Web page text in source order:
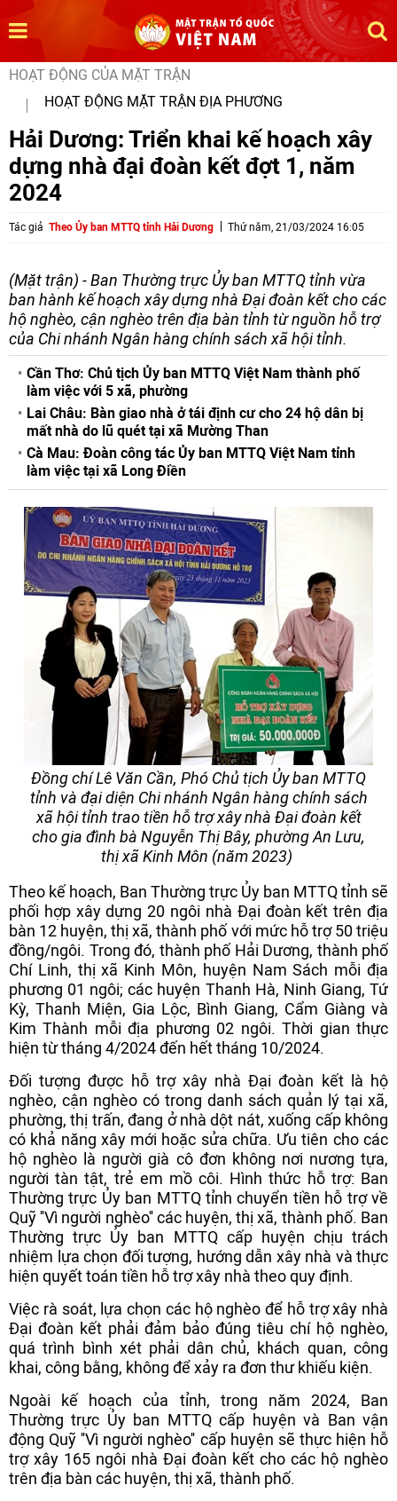
HOẠT ĐỘNG CỦA MẶT TRẬN
HOẠT ĐỘNG MẶT TRẬN ĐỊA PHƯƠNG
Hải Dương: Triển khai kế hoạch xây
dựng nhà đại đoàn kết đợt 1, năm
2024
Tác giả Theo Ủy ban MTTQ tỉnh Hải Dương Thứ năm, 21/03/2024 16:05
(Mặt trận) - Ban Thường trực Ủy ban MTTQ tỉnh vừa
ban hành kế hoạch xây dựng nhà Đại đoàn kết cho các
hộ nghèo, cận nghèo trên địa bàn tỉnh từ nguồn hỗ trợ
của Chi nhánh Ngân hàng chính sách xã hội tỉnh.
Cần Thơ: Chủ tịch Ủy ban MTTQ Việt Nam thành phố
làm việc với 5 xã, phường
Lai Châu: Bàn giao nhà ở tái định cư cho 24 hộ dân bị
mất nhà do lũ quét tại xã Mường Than
Cà Mau: Đoàn công tác Ủy ban MTTQ Việt Nam tỉnh
làm việc tại xã Long Điền
Đồng chí Lê Văn Cần, Phó Chủ tịch Ủy ban MTTQ
tỉnh và đại diện Chi nhánh Ngân hàng chính sách
xã hội tỉnh trao tiền hỗ trợ xây nhà Đại đoàn kết
cho gia đình bà Nguyễn Thị Bây, phường An Lưu,
thị xã Kinh Môn (năm 2023)
Theo kế hoạch, Ban Thường trực Ủy ban MTTQ tỉnh sẽ
phối hợp xây dựng 20 ngôi nhà Đại đoàn kết trên địa
bàn 12 huyện, thị xã, thành phố với mức hỗ trợ 50 triệu
đồng/ngôi. Trong đó, thành phố Hải Dương, thành phố
Chí Linh, thị xã Kinh Môn, huyện Nam Sách mỗi địa
phương 01 ngôi; các huyện Thanh Hà, Ninh Giang, Tứ
Kỳ, Thanh Miện, Gia Lộc, Bình Giang, Cẩm Giàng và
Kim Thành mỗi địa phương 02 ngôi. Thời gian thực
hiện từ tháng 4/2024 đến hết tháng 10/2024.
Đối tượng được hỗ trợ xây nhà Đại đoàn kết là hộ
nghèo, cận nghèo có trong danh sách quản lý tại xã,
phường, thị trấn, đang ở nhà dột nát, xuống cấp không
có khả năng xây mới hoặc sửa chữa. Ưu tiên cho các
hộ nghèo là người già cô đơn không nơi nương tựa,
người tàn tật, trẻ em mồ côi. Hình thức hỗ trợ: Ban
Thường trực Ủy ban MTTQ tỉnh chuyển tiền hỗ trợ về
Quỹ ''Vì người nghèo'' các huyện, thị xã, thành phố. Ban
Thường trực Ủy ban MTTQ cấp huyện chịu trách
nhiệm lựa chọn đối tượng, hướng dẫn xây nhà và thực
hiện quyết toán tiền hỗ trợ xây nhà theo quy định.
Việc rà soát, lựa chọn các hộ nghèo để hỗ trợ xây nhà
Đại đoàn kết phải đảm bảo đúng tiêu chí hộ nghèo,
quá trình bình xét phải dân chủ, khách quan, công
khai, công bằng, không để xảy ra đơn thư khiếu kiện.
Ngoài kế hoạch của tỉnh, trong năm 2024, Ban
Thường trực Ủy ban MTTQ cấp huyện và Ban vận
động Quỹ ''Vì người nghèo'' cấp huyện sẽ thực hiện hỗ
trợ xây 165 ngôi nhà Đại đoàn kết cho các hộ nghèo
trên địa bàn các huyện, thị xã, thành phố.